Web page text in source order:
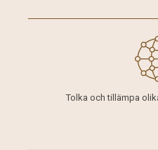
Tolka och tillämpa